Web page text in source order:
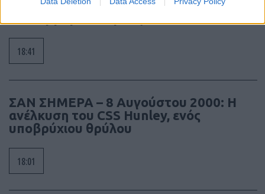
μπορεί να φθάνουν το μισό
18:41
ΣΑΝ ΣΗΜΕΡΑ – 8 Αυγούστου 2000: Η
ανέλκυση του CSS Hunley, ενός
υποβρύχιου θρύλου
18:01